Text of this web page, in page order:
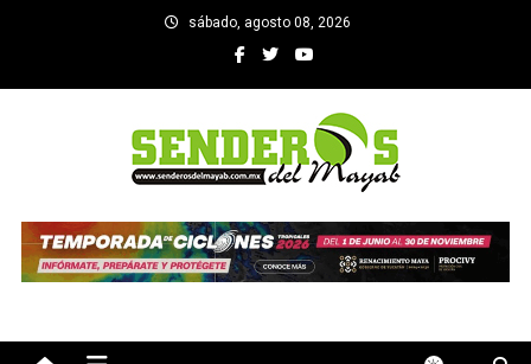
sábado, agosto 08, 2026
SENDEROS DEL MAYAB